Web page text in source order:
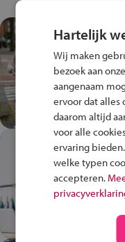
Hartelijk
Wij maken
bezoek aan
aangenaam
ervoor dat alles
daarom altijd
voor alle
ervaring
welke typen
accepteren.